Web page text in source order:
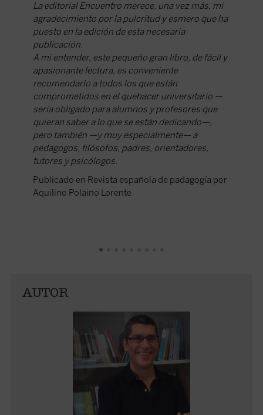
La editorial Encuentro merece, una vez más, mi
agradecimiento por la pulcritud y esmero que ha
puesto en la edición de esta necesaria
publicación.
A mi entender, este pequeño gran libro, de fácil y
apasionante lectura, es conveniente
recomendarlo a todos los que están
comprometidos en el quehacer universitario —
sería obligado para alumnos y profesores que
quieran saber a lo que se están dedicando—,
pero también —y muy especialmente— a
pedagogos, filósofos, padres, orientadores,
tutores y psicólogos.
Publicado en Revista española de padagogía por
Aquilino Polaino Lorente
AUTOR